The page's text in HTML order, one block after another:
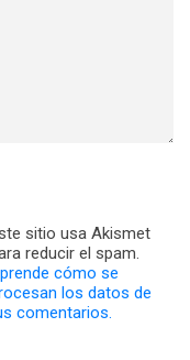
sitio usa Akismet
reducir el spam.
cómo se
los datos de
comentarios.